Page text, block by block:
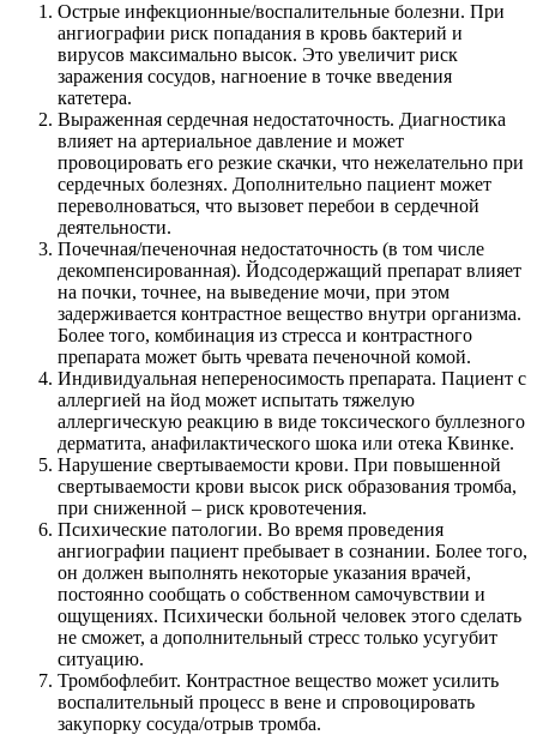
Острые инфекционные/воспалительные болезни. При
ангиографии риск попадания в кровь бактерий и
вирусов максимально высок. Это увеличит риск
заражения сосудов, нагноение в точке введения
катетера.
Выраженная сердечная недостаточность. Диагностика
влияет на артериальное давление и может
провоцировать его резкие скачки, что нежелательно при
сердечных болезнях. Дополнительно пациент может
переволноваться, что вызовет перебои в сердечной
деятельности.
Почечная/печеночная недостаточность (в том числе
декомпенсированная). Йодсодержащий препарат влияет
на почки, точнее, на выведение мочи, при этом
задерживается контрастное вещество внутри организма.
Более того, комбинация из стресса и контрастного
препарата может быть чревата печеночной комой.
Индивидуальная непереносимость препарата. Пациент с
аллергией на йод может испытать тяжелую
аллергическую реакцию в виде токсического буллезного
дерматита, анафилактического шока или отека Квинке.
Нарушение свертываемости крови. При повышенной
свертываемости крови высок риск образования тромба,
при сниженной – риск кровотечения.
Психические патологии. Во время проведения
ангиографии пациент пребывает в сознании. Более того,
он должен выполнять некоторые указания врачей,
постоянно сообщать о собственном самочувствии и
ощущениях. Психически больной человек этого сделать
не сможет, а дополнительный стресс только усугубит
ситуацию.
Тромбофлебит. Контрастное вещество может усилить
воспалительный процесс в вене и спровоцировать
закупорку сосуда/отрыв тромба.